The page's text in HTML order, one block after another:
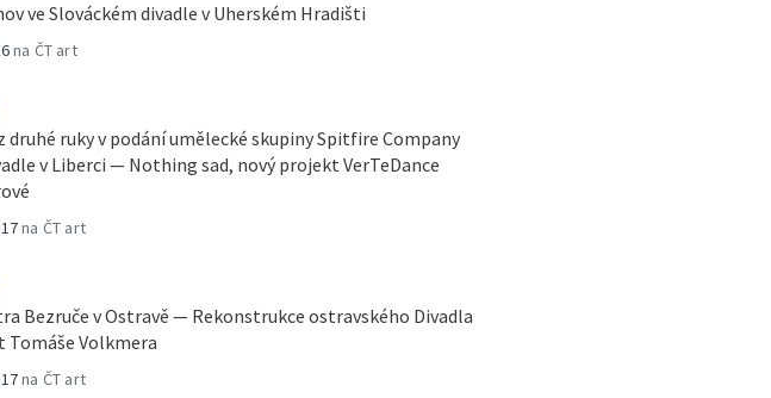
ve Slováckém divadle v Uherském Hradišti
na ČT art
druhé ruky v podání umělecké skupiny Spitfire Company
v Liberci — Nothing sad, nový projekt VerTeDance
na ČT art
Bezruče v Ostravě — Rekonstrukce ostravského Divadla
Volkmera
na ČT art